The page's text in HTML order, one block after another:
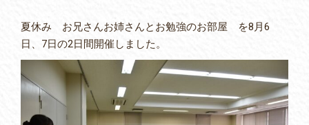
夏休み お兄さんお姉さんとお勉強のお部屋 を8月6
日、7日の2日間開催しました。